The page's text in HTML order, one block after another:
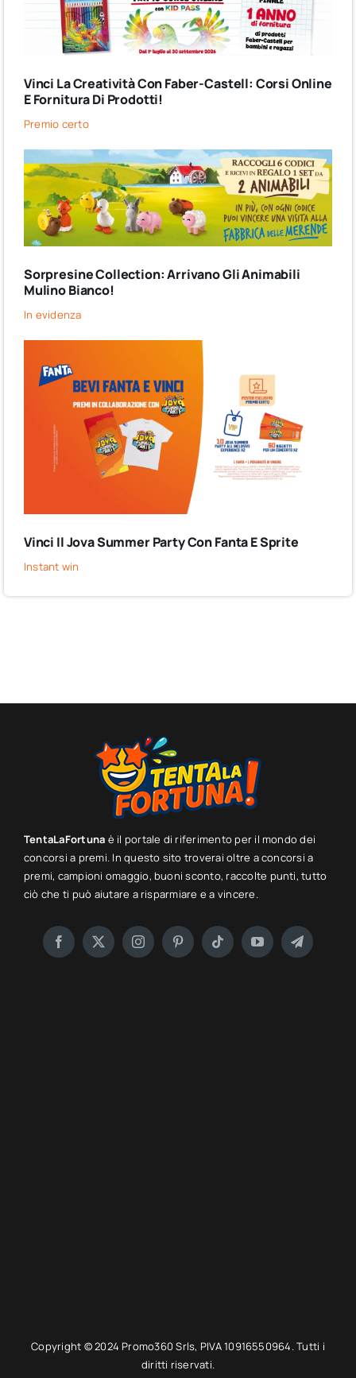
Vinci La Creatività Con Faber-Castell: Corsi Online
E Fornitura Di Prodotti!
Premio certo
Sorpresine Collection: Arrivano Gli Animabili
Mulino Bianco!
In evidenza
Vinci Il Jova Summer Party Con Fanta E Sprite
Instant win
TentaLaFortuna è il portale di riferimento per il mondo dei
concorsi a premi. In questo sito troverai oltre a concorsi a
premi, campioni omaggio, buoni sconto, raccolte punti, tutto
ciò che ti può aiutare a risparmiare e a vincere.
Copyright © 2024 Promo360 Srls, PIVA 10916550964. Tutti i
diritti riservati.